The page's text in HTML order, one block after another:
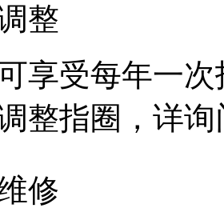
整
享受每年一
整指圈，详
修